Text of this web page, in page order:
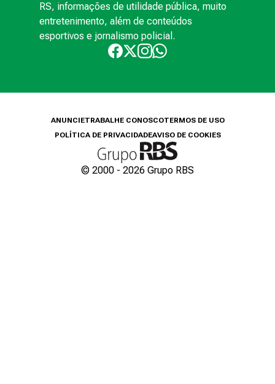
RS, informações de utilidade pública, muito
entretenimento, além de conteúdos
esportivos e jornalismo policial.
ANUNCIETRABALHE CONOSCOTERMOS DE USO
POLÍTICA DE PRIVACIDADEAVISO DE COOKIES
© 2000 - 2026 Grupo RBS